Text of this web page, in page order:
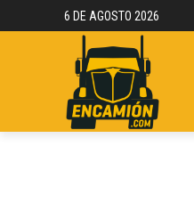
6 DE AGOSTO 2026